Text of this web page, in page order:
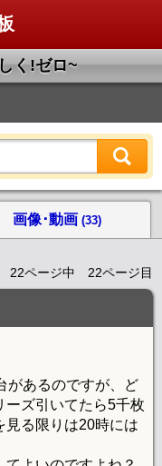
く!ゼロ~
画像･動画 (33)
22ページ中 22ページ目
があるのですが、ど
ーズ引いてたら5千枚
見る限りは20時には